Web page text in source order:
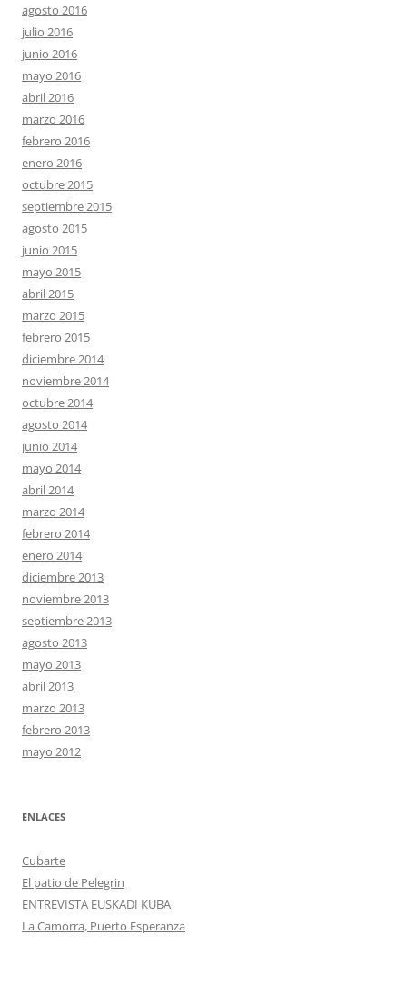
agosto 2016
julio 2016
junio 2016
mayo 2016
abril 2016
marzo 2016
febrero 2016
enero 2016
octubre 2015
septiembre 2015
agosto 2015
junio 2015
mayo 2015
abril 2015
marzo 2015
febrero 2015
diciembre 2014
noviembre 2014
octubre 2014
agosto 2014
junio 2014
mayo 2014
abril 2014
marzo 2014
febrero 2014
enero 2014
diciembre 2013
noviembre 2013
septiembre 2013
agosto 2013
mayo 2013
abril 2013
marzo 2013
febrero 2013
mayo 2012
ENLACES
Cubarte
El patio de Pelegrin
ENTREVISTA EUSKADI KUBA
La Camorra, Puerto Esperanza